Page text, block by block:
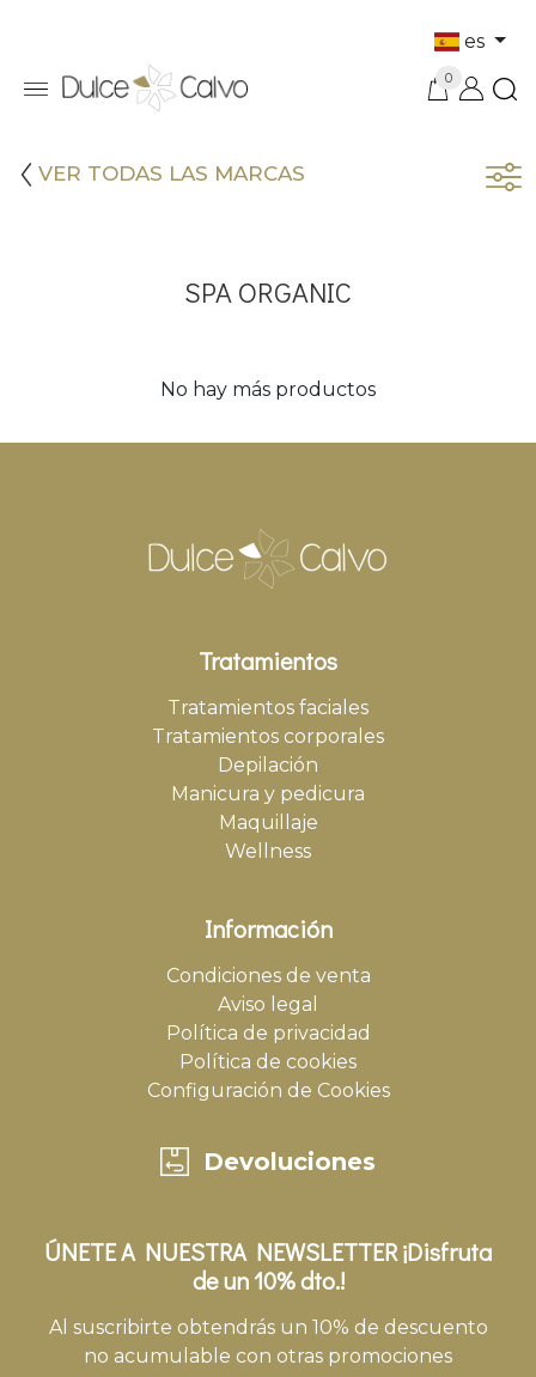
es
0
VER TODAS LAS MARCAS
SPA ORGANIC
No hay más productos
Tratamientos
Tratamientos faciales
Tratamientos corporales
Depilación
Manicura y pedicura
Maquillaje
Wellness
Información
Condiciones de venta
Aviso legal
Política de privacidad
Política de cookies
Configuración de Cookies
Devoluciones
ÚNETE A NUESTRA NEWSLETTER ¡Disfruta
de un 10% dto.!
Al suscribirte obtendrás un 10% de descuento
no acumulable con otras promociones